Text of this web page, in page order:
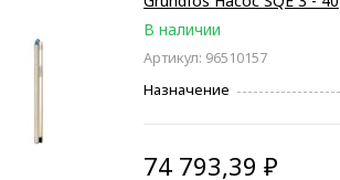
В наличии
Артикул: 96510157
Назначение
74 793,39 ₽